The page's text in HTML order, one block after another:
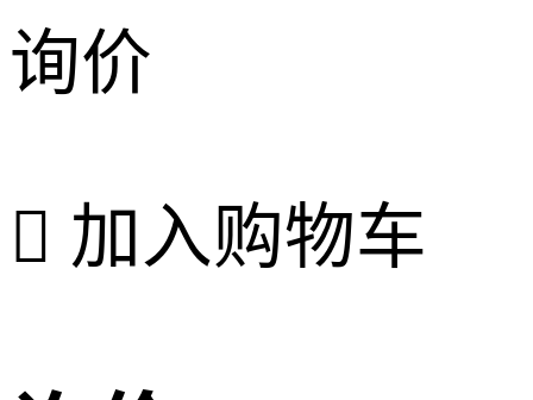
询价
 加入购物车